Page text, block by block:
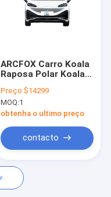
ARCFOX Carro Koala
Raposa Polar Koala
China Novo Veículo
Elétrico Preço de
Vendas Mãe Carro
Preço:$14299
MOQ:1
obtenha o ultimo preço
contacto